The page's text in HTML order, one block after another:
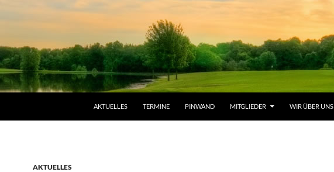
AKTUELLES TERMINE PINWAND MITGLIEDER WIR ÜBER UNS
AKTUELLES